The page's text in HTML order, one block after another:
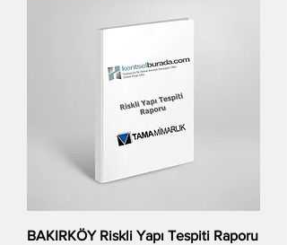
BAKIRKÖY Riskli Yapı Tespiti Raporu